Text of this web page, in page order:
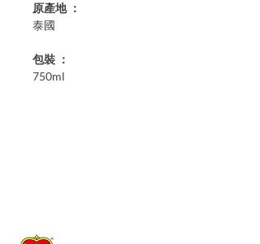
原產地 ：
泰國
包裝 ：
750ml